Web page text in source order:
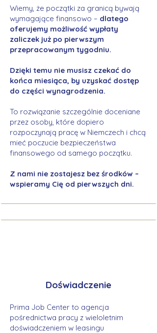
Wiemy, że początki za granicą bywają
wymagające finansowo – dlatego
oferujemy możliwość wypłaty
zaliczek już po pierwszym
przepracowanym tygodniu.
Dzięki temu nie musisz czekać do
końca miesiąca, by uzyskać dostęp
do części wynagrodzenia.
To rozwiązanie szczególnie doceniane
przez osoby, które dopiero
rozpoczynają pracę w Niemczech i chcą
mieć poczucie bezpieczeństwa
finansowego od samego początku.
Z nami nie zostajesz bez środków –
wspieramy Cię od pierwszych dni.
Doświadczenie
Prima Job Center to agencja
pośrednictwa pracy z wieloletnim
doświadczeniem w leasingu